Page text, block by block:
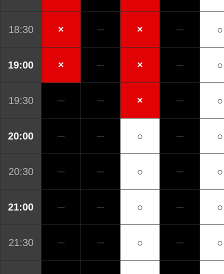
18:30 × ─ × ─ ○
19:00 × ─ × ─ ○
19:30 ─ ─ × ─ ○
20:00 ─ ─ ○ ─ ○
20:30 ─ ─ ○ ─ ○
21:00 ─ ─ ○ ─ ○
21:30 ─ ─ ○ ─ ○